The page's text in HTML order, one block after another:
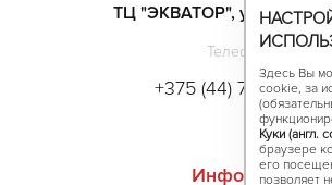
ТЦ "ЭКВАТОР", ул.
Телефон
+375 (44) 758 57 58
Инфоцентр
Здесь Вы
cookie, за
Куки (англ.
браузере
его
позволяет